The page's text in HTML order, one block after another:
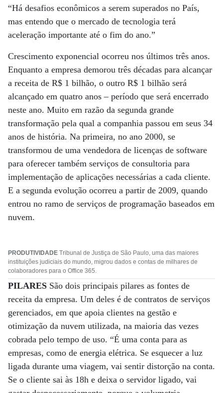
“Há desafios econômicos a serem superados no País,
mas entendo que o mercado de tecnologia terá
aceleração importante até o fim do ano.”
Crescimento exponencial ocorreu nos últimos três anos.
Enquanto a empresa demorou três décadas para alcançar
a receita de R$ 1 bilhão, o outro R$ 1 bilhão será
alcançado em quatro anos – período que será encerrado
neste ano. Muito em razão da segunda grande
transformação pela qual a companhia passou em seus 34
anos de história. Na primeira, no ano 2000, se
transformou de uma vendedora de licenças de software
para oferecer também serviços de consultoria para
implementação de aplicações necessárias a cada cliente.
E a segunda evolução ocorreu a partir de 2009, quando
entrou no ramo de serviços de programação baseados em
nuvem.
PRODUTIVIDADE Tribunal de Justiça de São Paulo, uma das maiores
instituições judiciais do mundo, migrou dados e contas de milhares de
colaboradores para o Office 365.
PILARES São dois principais pilares as fontes de
receita da empresa. Um deles é de contratos de serviços
gerenciados, em que apoia clientes na gestão e
otimização da nuvem utilizada, na maioria das vezes
cobrada pelo tempo de uso. “É uma conta para as
empresas, como de energia elétrica. Se esquecer a luz
ligada durante uma viagem, vai sentir distorção na conta.
Se o cliente sai às 18h e deixa o servidor ligado, vai